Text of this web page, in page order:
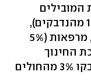
המובילים
להידבקות בקורונה הם מסעדות (12% מהנדבקים),
סופרמרקטים וחנויות (7% בכל אחד), מרפאות (5%
גם מערכת החינוך
ומעונות הילדים, שבכל אחד מהם נדבקו 3% מהחולים